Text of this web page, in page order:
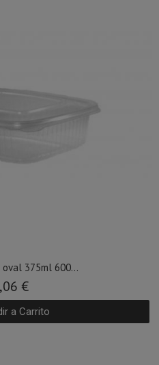
oval 375ml 600...
€
a Carrito